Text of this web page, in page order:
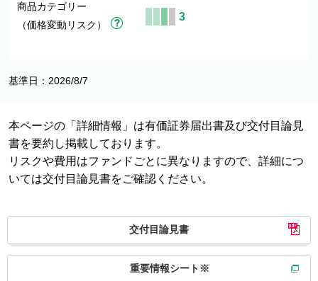
商品カテゴリー
（価格変動リスク）
3
基準日：2026/8/7
本ページの「詳細情報」は有価証券届出書及び交付目論見
書を要約し掲載しております。
リスクや費用はファンドごとに異なりますので、詳細につ
いては交付目論見書をご確認ください。
交付目論見書
重要情報シート※